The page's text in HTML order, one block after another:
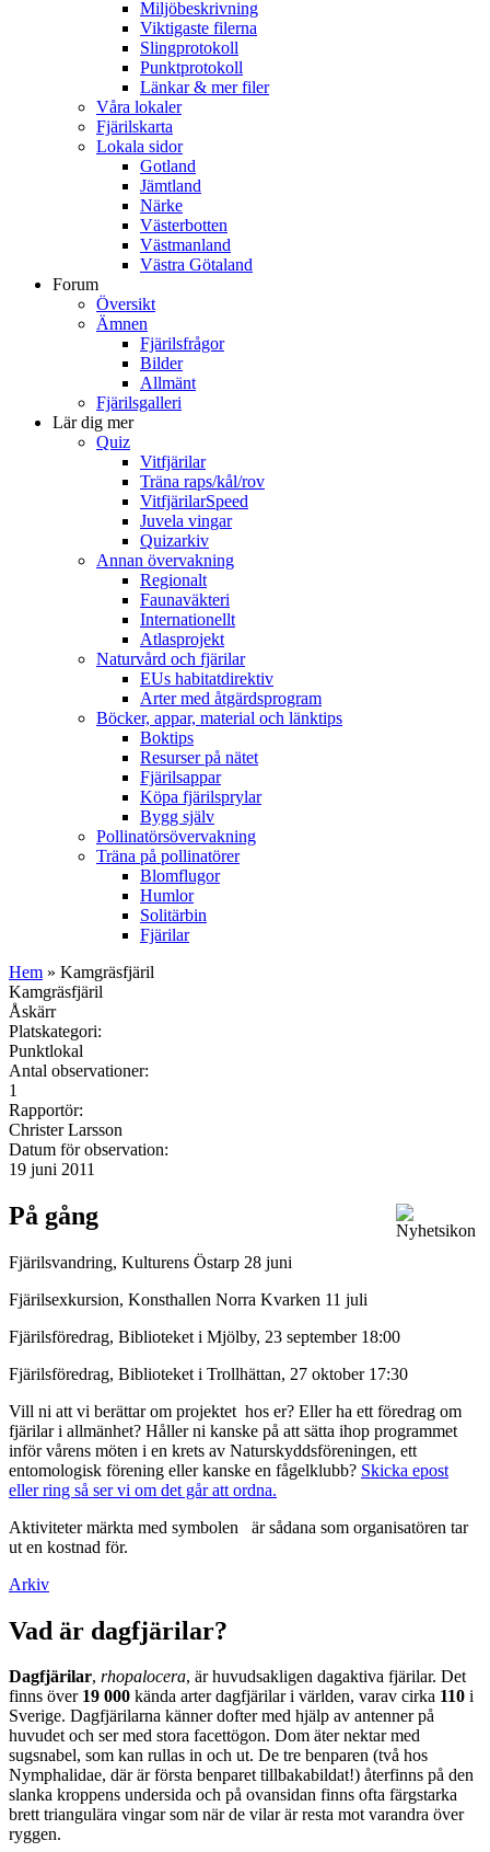
Miljöbeskrivning
Viktigaste filerna
Slingprotokoll
Punktprotokoll
Länkar & mer filer
Våra lokaler
Fjärilskarta
Lokala sidor
Gotland
Jämtland
Närke
Västerbotten
Västmanland
Västra Götaland
Forum
Översikt
Ämnen
Fjärilsfrågor
Bilder
Allmänt
Fjärilsgalleri
Lär dig mer
Quiz
Vitfjärilar
Träna raps/kål/rov
VitfjärilarSpeed
Juvela vingar
Quizarkiv
Annan övervakning
Regionalt
Faunaväkteri
Internationellt
Atlasprojekt
Naturvård och fjärilar
EUs habitatdirektiv
Arter med åtgärdsprogram
Böcker, appar, material och länktips
Boktips
Resurser på nätet
Fjärilsappar
Köpa fjärilsprylar
Bygg själv
Pollinatörsövervakning
Träna på pollinatörer
Blomflugor
Humlor
Solitärbin
Fjärilar
Hem » Kamgräsfjäril
Kamgräsfjäril
Åskärr
Platskategori:
Punktlokal
Antal observationer:
1
Rapportör:
Christer Larsson
Datum för observation:
19 juni 2011
På gång
Fjärilsvandring, Kulturens Östarp 28 juni
Fjärilsexkursion, Konsthallen Norra Kvarken 11 juli
Fjärilsföredrag, Biblioteket i Mjölby, 23 september 18:00
Fjärilsföredrag, Biblioteket i Trollhättan, 27 oktober 17:30
Vill ni att vi berättar om projektet hos er? Eller ha ett föredrag om
fjärilar i allmänhet? Håller ni kanske på att sätta ihop programmet
inför vårens möten i en krets av Naturskyddsföreningen, ett
entomologisk förening eller kanske en fågelklubb? Skicka epost
eller ring så ser vi om det går att ordna.
Aktiviteter märkta med symbolen
är sådana som organisatören tar
ut en kostnad för.
Arkiv
Vad är dagfjärilar?
Dagfjärilar, rhopalocera, är huvudsakligen dagaktiva fjärilar. Det
finns över 19 000 kända arter dagfjärilar i världen, varav cirka 110 i
Sverige. Dagfjärilarna känner dofter med hjälp av antenner på
huvudet och ser med stora facettögon. Dom äter nektar med
sugsnabel, som kan rullas in och ut. De tre benparen (två hos
Nymphalidae, där är första benparet tillbakabildat!) återfinns på den
slanka kroppens undersida och på ovansidan finns ofta färgstarka
brett triangulära vingar som när de vilar är resta mot varandra över
ryggen.